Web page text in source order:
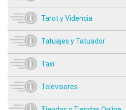
Tarot y Videncia
Tatuajes y Tatuador
Taxi
Televisores